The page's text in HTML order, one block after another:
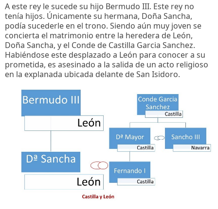
A este rey le sucede su hijo Bermudo III. Este rey no
tenía hijos. Únicamente su hermana, Doña Sancha,
podía sucederle en el trono. Siendo aún muy joven se
concierta el matrimonio entre la heredera de León,
Doña Sancha, y el Conde de Castilla Garcia Sanchez.
Habiéndose este desplazado a León para conocer a su
prometida, es asesinado a la salida de un acto religioso
en la explanada ubicada delante de San Isidoro.